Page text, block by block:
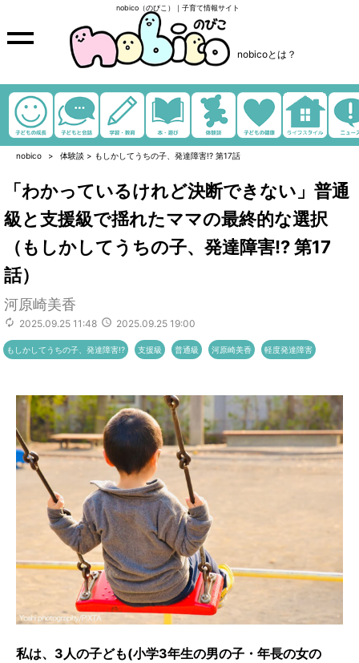
nobico（のびこ）｜子育て情報サイト
nobicoとは？
nobico 体験談 > もしかしてうちの子、発達障害!? 第17話
「わかっているけれど決断できない」普通
級と支援級で揺れたママの最終的な選択
（もしかしてうちの子、発達障害!? 第17
話）
河原崎美香
2025.09.25 11:48 2025.09.25 19:00
もしかしてうちの子、発達障害!? 支援級 普通級 河原崎美香 軽度発達障害
私は、3人の子ども(小学3年生の男の子・年長の女の